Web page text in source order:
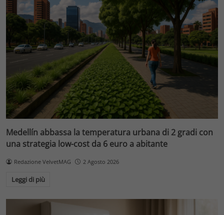
Medellín abbassa la temperatura urbana di 2 gradi con
una strategia low-cost da 6 euro a abitante
Redazione VelvetMAG 2 Agosto 2026
Leggi di più